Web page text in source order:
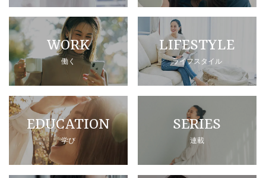
WORK
働く
LIFESTYLE
ライフスタイル
EDUCATION
学び
SERIES
連載